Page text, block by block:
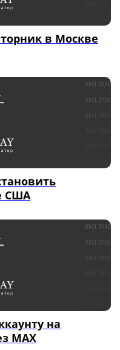
в Москве
США
на
MAX